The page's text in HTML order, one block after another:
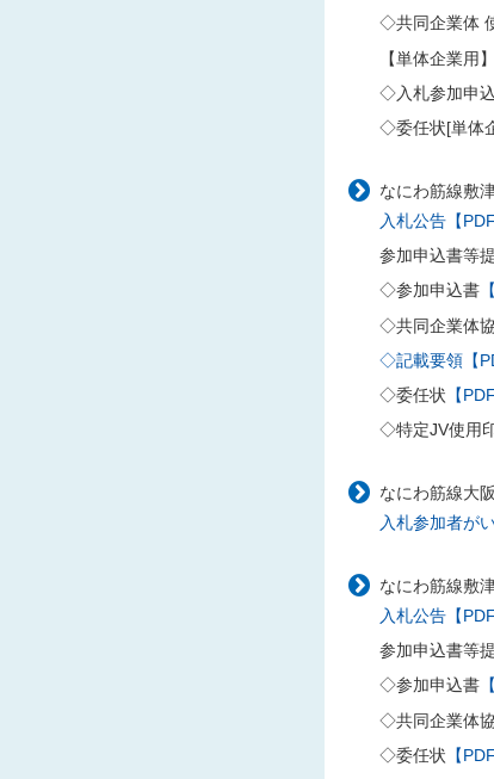
◇共同企業体
【単体企業用】
◇入札参加申
◇委任状[単体
なにわ筋線敷
入札公告【
参加申込書等
◇参加申込書
◇共同企業体
◇記載要領【
◇委任状 【
◇特定JV使用
なにわ筋線大
入札参加者が
なにわ筋線敷
入札公告【
参加申込書等
◇参加申込書
◇共同企業体
◇委任状 【